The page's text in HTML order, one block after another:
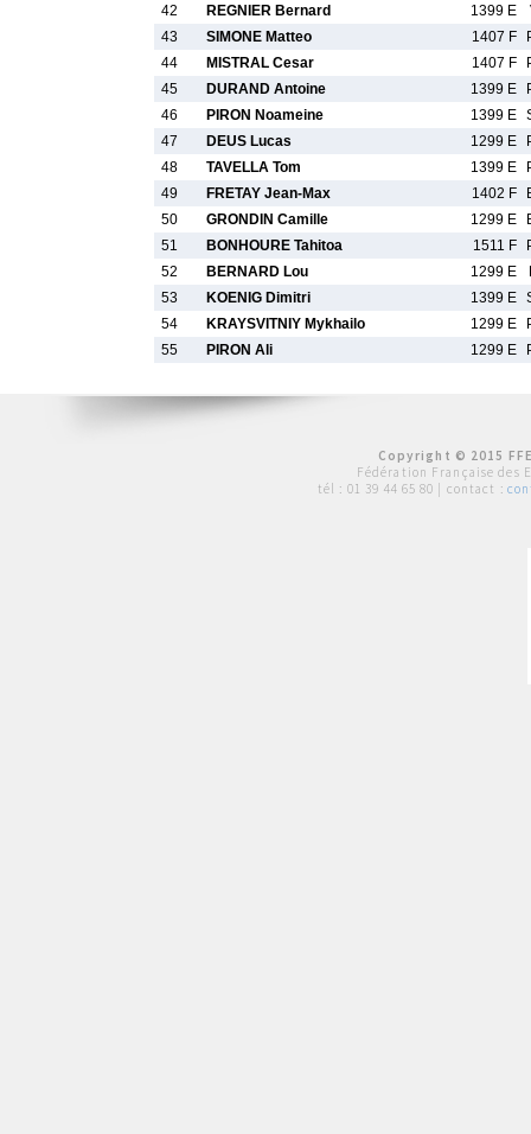
42
REGNIER Bernard 1399 E
43
SIMONE Matteo 1407 F
44
MISTRAL Cesar 1407 F
45
DURAND Antoine 1399 E
46
PIRON Noameine 1399 E
47
DEUS Lucas 1299 E
48
TAVELLA Tom 1399 E
49
FRETAY Jean-Max 1402 F
50
GRONDIN Camille 1299 E
51
BONHOURE Tahitoa 1511 F
52
BERNARD Lou 1299 E
53
KOENIG Dimitri 1399 E
54
KRAYSVITNIY Mykhailo 1299 E
55
PIRON Ali 1299 E
Copyright © 2015
Fédération Française des
tél : 01 39 44 65 80 | contact :